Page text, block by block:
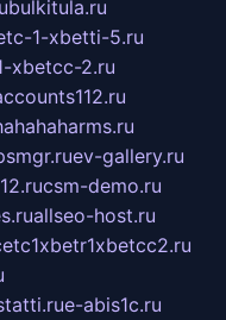
bulkitula.ru
1-xbetti-5.ru
xbetcc-2.ru
ev-gallery.ru
csm-demo.ru
allseo-host.ru
e-abis1c.ru